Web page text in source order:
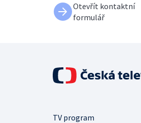
Otevřít kontaktní
formulář
TV program